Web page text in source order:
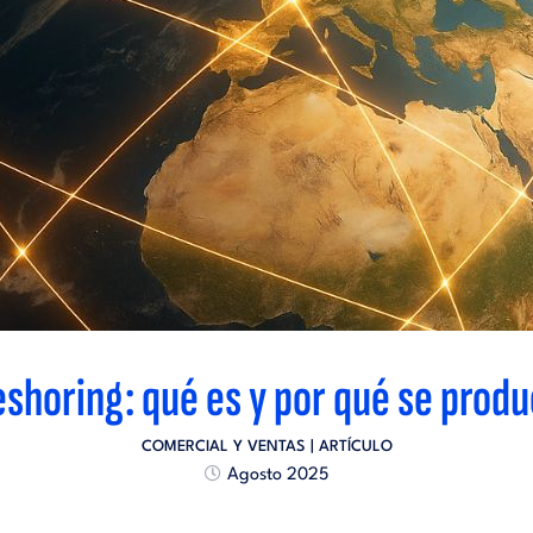
qué es y por qué se
COMERCIAL Y VENTAS | ARTÍCULO
Agosto 2025